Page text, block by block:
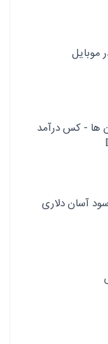
موبایل
ها - کس درآمد
آسان دلاری